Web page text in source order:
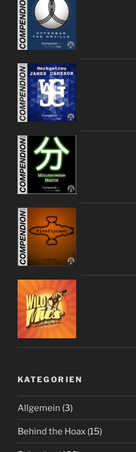
KATEGORIEN
Allgemein (3)
Behind the Hoax (15)